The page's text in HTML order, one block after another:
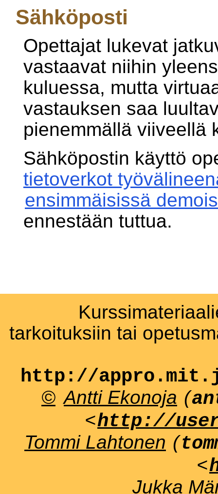
Sähköposti
Opettajat lukevat
vastaavat niihin
kuluessa, mutta
vastauksen saa
pienemmällä viiveellä
Sähköpostin käyttö
tietoverkot
ensimmäisissä
ennestään tuttua.
tarkoituksiin tai
http://
© Antti Ekonoja (
<http://
Tommi Lahtonen (
<
Jukka